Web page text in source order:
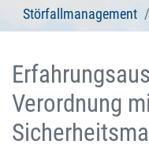
Störfallmanagement
Verordnung